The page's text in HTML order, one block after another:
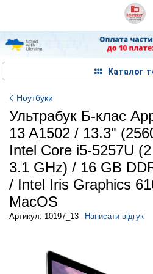
Каталог
Ноутбуки
Ультрабук Б-клас
13 A1502 / 13.3"
Intel Core i5-5257U
3.1 GHz) / 16 GB
/ Intel Iris Graphics
MacOS
Артикул: 10197_13 Написати відгук